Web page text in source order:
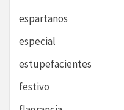
espartanos
especial
estupefacientes
festivo